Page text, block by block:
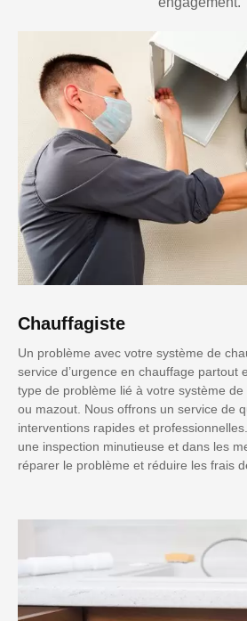
Chauffagiste
Un problème avec votre système de
service d’urgence en chauffage partout
type de problème lié à votre système
ou mazout. Nous offrons un service de
interventions rapides et
une inspection minutieuse et dans les
réparer le problème et réduire les frais